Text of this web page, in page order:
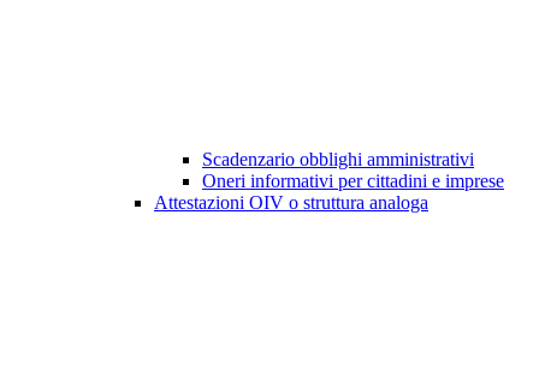
Scadenzario obblighi amministrativi
Oneri informativi per cittadini e imprese
Attestazioni OIV o struttura analoga